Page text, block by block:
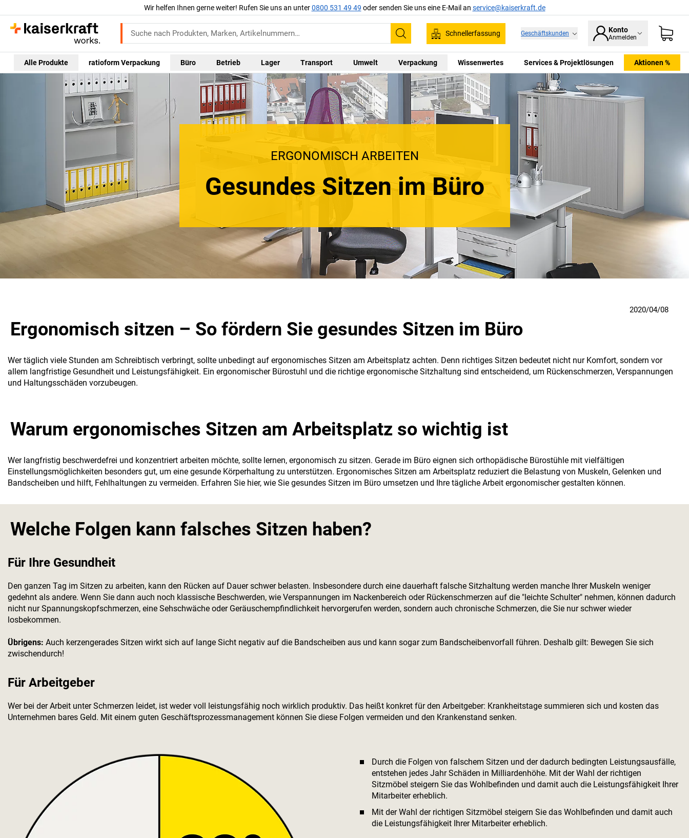
Wir helfen Ihnen gerne weiter! Rufen Sie uns an unter0800 531 49 49 oder senden Sie uns eine E-Mail an service@kaiserkraft.de
Suchen
Schnellerfassung Geschäftskunden Konto
Anmelden
Alle Produkte ratioform Verpackung Büro Betrieb Lager Transport Umwelt Verpackung Wissenwertes Services & Projektlösungen Aktionen %
ERGONOMISCH ARBEITEN
Gesundes Sitzen im Büro
2020/04/08
Ergonomisch sitzen – So fördern Sie gesundes Sitzen im Büro
Wer täglich viele Stunden am Schreibtisch verbringt, sollte unbedingt auf ergonomisches Sitzen am Arbeitsplatz achten. Denn richtiges Sitzen bedeutet nicht nur Komfort, sondern vor
allem langfristige Gesundheit und Leistungsfähigkeit. Ein ergonomischer Bürostuhl und die richtige ergonomische Sitzhaltung sind entscheidend, um Rückenschmerzen, Verspannungen
und Haltungsschäden vorzubeugen.
Warum ergonomisches Sitzen am Arbeitsplatz so wichtig ist
Wer langfristig beschwerdefrei und konzentriert arbeiten möchte, sollte lernen, ergonomisch zu sitzen. Gerade im Büro eignen sich orthopädische Bürostühle mit vielfältigen
Einstellungsmöglichkeiten besonders gut, um eine gesunde Körperhaltung zu unterstützen. Ergonomisches Sitzen am Arbeitsplatz reduziert die Belastung von Muskeln, Gelenken und
Bandscheiben und hilft, Fehlhaltungen zu vermeiden. Erfahren Sie hier, wie Sie gesundes Sitzen im Büro umsetzen und Ihre tägliche Arbeit ergonomischer gestalten können.
Welche Folgen kann falsches Sitzen haben?
Für Ihre Gesundheit
Den ganzen Tag im Sitzen zu arbeiten, kann den Rücken auf Dauer schwer belasten. Insbesondere durch eine dauerhaft falsche Sitzhaltung werden manche Ihrer Muskeln weniger
gedehnt als andere. Wenn Sie dann auch noch klassische Beschwerden, wie Verspannungen im Nackenbereich oder Rückenschmerzen auf die "leichte Schulter" nehmen, können dadurch
nicht nur Spannungskopfschmerzen, eine Sehschwäche oder Geräuschempfindlichkeit hervorgerufen werden, sondern auch chronische Schmerzen, die Sie nur schwer wieder
losbekommen.
Übrigens: Auch kerzengerades Sitzen wirkt sich auf lange Sicht negativ auf die Bandscheiben aus und kann sogar zum Bandscheibenvorfall führen. Deshalb gilt: Bewegen Sie sich
zwischendurch!
Für Arbeitgeber
Wer bei der Arbeit unter Schmerzen leidet, ist weder voll leistungsfähig noch wirklich produktiv. Das heißt konkret für den Arbeitgeber: Krankheitstage summieren sich und kosten das
Unternehmen bares Geld. Mit einem guten Geschäftsprozessmanagement können Sie diese Folgen vermeiden und den Krankenstand senken.
Durch die Folgen von falschem Sitzen und der dadurch bedingten Leistungsausfälle,
entstehen jedes Jahr Schäden in Milliardenhöhe. Mit der Wahl der richtigen
Sitzmöbel steigern Sie das Wohlbefinden und damit auch die Leistungsfähigkeit Ihrer
Mitarbeiter erheblich.
Mit der Wahl der richtigen Sitzmöbel steigern Sie das Wohlbefinden und damit auch
die Leistungsfähigkeit Ihrer Mitarbeiter erheblich.